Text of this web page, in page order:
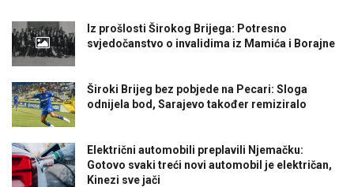
Iz prošlosti Širokog Brijega: Potresno
svjedočanstvo o invalidima iz Mamića i Borajne
Široki Brijeg bez pobjede na Pecari: Sloga
odnijela bod, Sarajevo također remiziralo
Električni automobili preplavili Njemačku:
Gotovo svaki treći novi automobil je električan,
Kinezi sve jači